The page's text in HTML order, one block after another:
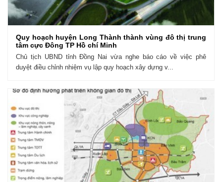
Quy hoạch huyện Long Thành thành vùng đô thị trung
tâm cực Đông TP Hồ chí Minh
Chủ tịch UBND tỉnh Đồng Nai vừa nghe báo cáo về việc phê
duyệt điều chỉnh nhiệm vụ lập quy hoạch xây dựng v...